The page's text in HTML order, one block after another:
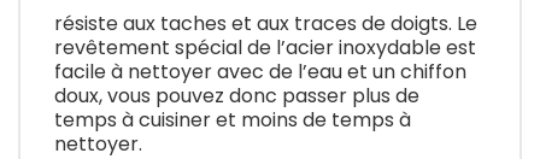
résiste aux taches et aux traces de doigts. Le
revêtement spécial de l’acier inoxydable est
facile à nettoyer avec de l’eau et un chiffon
doux, vous pouvez donc passer plus de
temps à cuisiner et moins de temps à
nettoyer.